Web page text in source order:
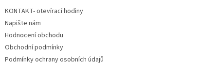
KONTAKT- otevírací hodiny
Napište nám
Hodnocení obchodu
Obchodní podmínky
Podmínky ochrany osobních údajů